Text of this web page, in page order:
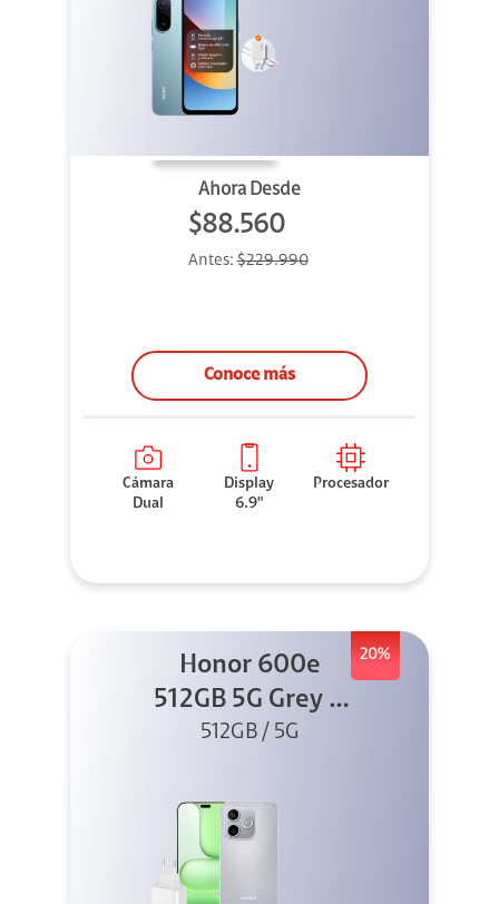
Ahora Desde
$88.560
Antes:$229.990
Conoce más
Cámara
Dual
Display
6.9"
Procesador
20%
Honor 600e
512GB 5G Grey +
45W
512GB / 5G